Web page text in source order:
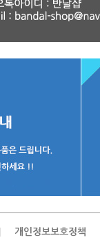
개인정보보호정책